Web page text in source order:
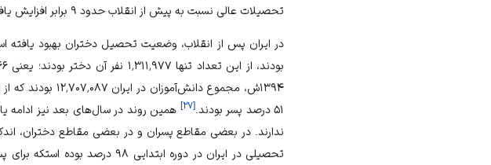
تحصیلات عالی نسبت به پیش از انقلاب حدود ۹ برابر افزایش یافته است.
۵۱ درصد پسر بودند.
[۲۷] همین روند در سال‌های بعد نیز ادامه
تحصیلی در ایران در دوره ابتدایی ۹۸ درصد بوده استکه برای پسران ۹۷٫۸ درصد و برای دختران ۹۸٫۱ درصد بوده است.